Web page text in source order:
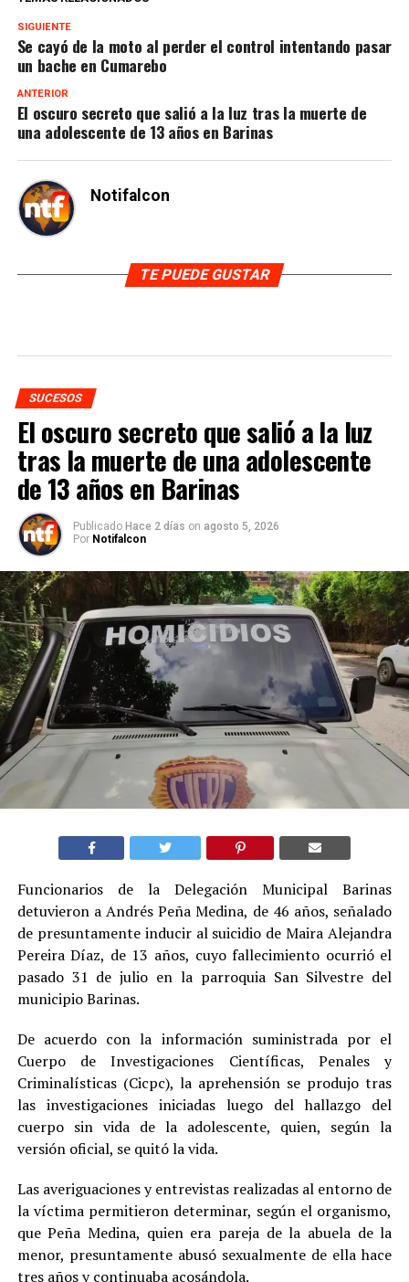
SIGUIENTE
Se cayó de la moto al perder el control intentando pasar
un bache en Cumarebo
ANTERIOR
El oscuro secreto que salió a la luz tras la muerte de
una adolescente de 13 años en Barinas
Notifalcon
TE PUEDE GUSTAR
SUCESOS
El oscuro secreto que salió a la luz
tras la muerte de una adolescente
de 13 años en Barinas
Publicado Hace 2 días on agosto 5, 2026
Por Notifalcon
Funcionarios de la Delegación Municipal Barinas
detuvieron a Andrés Peña Medina, de 46 años, señalado
de presuntamente inducir al suicidio de Maira Alejandra
Pereira Díaz, de 13 años, cuyo fallecimiento ocurrió el
pasado 31 de julio en la parroquia San Silvestre del
municipio Barinas.
De acuerdo con la información suministrada por el
Cuerpo de Investigaciones Científicas, Penales y
Criminalísticas (Cicpc), la aprehensión se produjo tras
las investigaciones iniciadas luego del hallazgo del
cuerpo sin vida de la adolescente, quien, según la
versión oficial, se quitó la vida.
Las averiguaciones y entrevistas realizadas al entorno de
la víctima permitieron determinar, según el organismo,
que Peña Medina, quien era pareja de la abuela de la
menor, presuntamente abusó sexualmente de ella hace
tres años y continuaba acosándola.